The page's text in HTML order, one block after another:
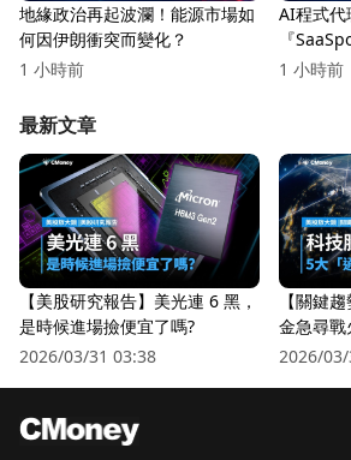
地緣政治再起波瀾！能源市場如
何因伊朗衝突而變化？
1 小時前
AI程式代
『
Airtable
1 小時前
最新文章
【美股研究報告】美光連 6 黑，
是時候進場撿便宜了嗎?
2026/03/31 03:38
【關鍵
金急尋戰
衛星股
2026/